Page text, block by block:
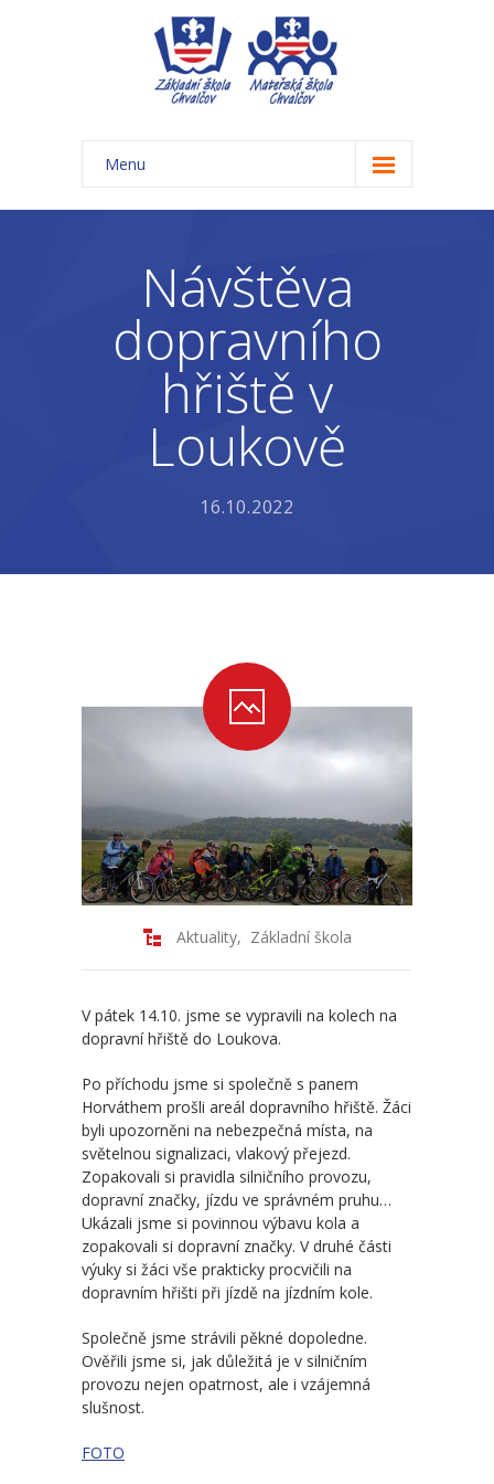
Menu
Úvod
-- Aktuality ZŠ
-- Třídy ZŠ
-- Organizace školního roku ZŠ
-- Časový rozvrh, přestávky
-- Školní vzdělávací program ZŠ
Mateřská škola
-- Aktuality MŠ
-- Učitelé MŠ
-- Organizace školního roku MŠ
-- Zápis dětí do MŠ
-- Nadstandardní činnosti
-- Školní vzdělávací program MŠ
-- Fotogalerie MŠ
Školní družina
-- Aktuality a akce ŠD
-- Organizace školního roku ŠD
-- Vnitřní řád ŠD
-- Fotogalerie ŠD
Jídelna
-- Jídelníček
Návštěva
dopravního
hřiště v
Loukově
16.10.2022
Aktuality, Základní škola
V pátek 14.10. jsme se vypravili na kolech na
dopravní hřiště do Loukova.
Po příchodu jsme si společně s panem
Horváthem prošli areál dopravního hřiště. Žáci
byli upozorněni na nebezpečná místa, na
světelnou signalizaci, vlakový přejezd.
Zopakovali si pravidla silničního provozu,
dopravní značky, jízdu ve správném pruhu…
Ukázali jsme si povinnou výbavu kola a
zopakovali si dopravní značky. V druhé části
výuky si žáci vše prakticky procvičili na
dopravním hřišti při jízdě na jízdním kole.
Společně jsme strávili pěkné dopoledne.
Ověřili jsme si, jak důležitá je v silničním
provozu nejen opatrnost, ale i vzájemná
slušnost.
FOTO